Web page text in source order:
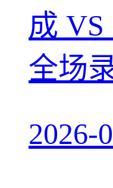
成
全场
2026-